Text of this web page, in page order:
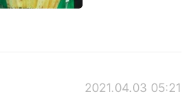
2021.04.03 05:21